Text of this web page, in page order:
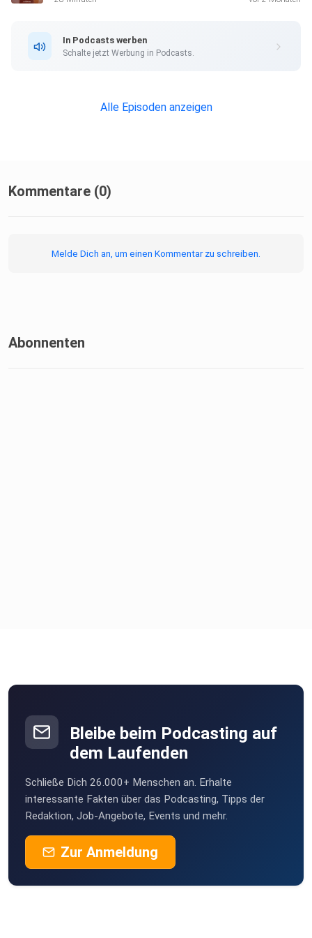
In Podcasts werben
Schalte jetzt Werbung in Podcasts.
Alle Episoden anzeigen
Kommentare (0)
Melde Dich an, um einen Kommentar zu schreiben.
Abonnenten
Bleibe beim Podcasting auf
dem Laufenden
Schließe Dich 26.000+ Menschen an. Erhalte
interessante Fakten über das Podcasting, Tipps der
Redaktion, Job-Angebote, Events und mehr.
Zur Anmeldung